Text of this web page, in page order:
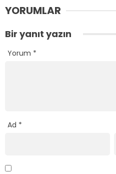
YORUMLAR
Bir yanıt yazın
Yorum *
Ad *